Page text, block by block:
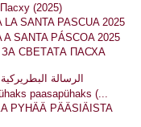
(2025)
LA SANTA PASCUA 2025
A SANTA PÁSCOA 2025
СВЕТАТА ПАСХА
الرسالة
paasapühaks (...
PYHÄÄ PÄÄSIÄISTA